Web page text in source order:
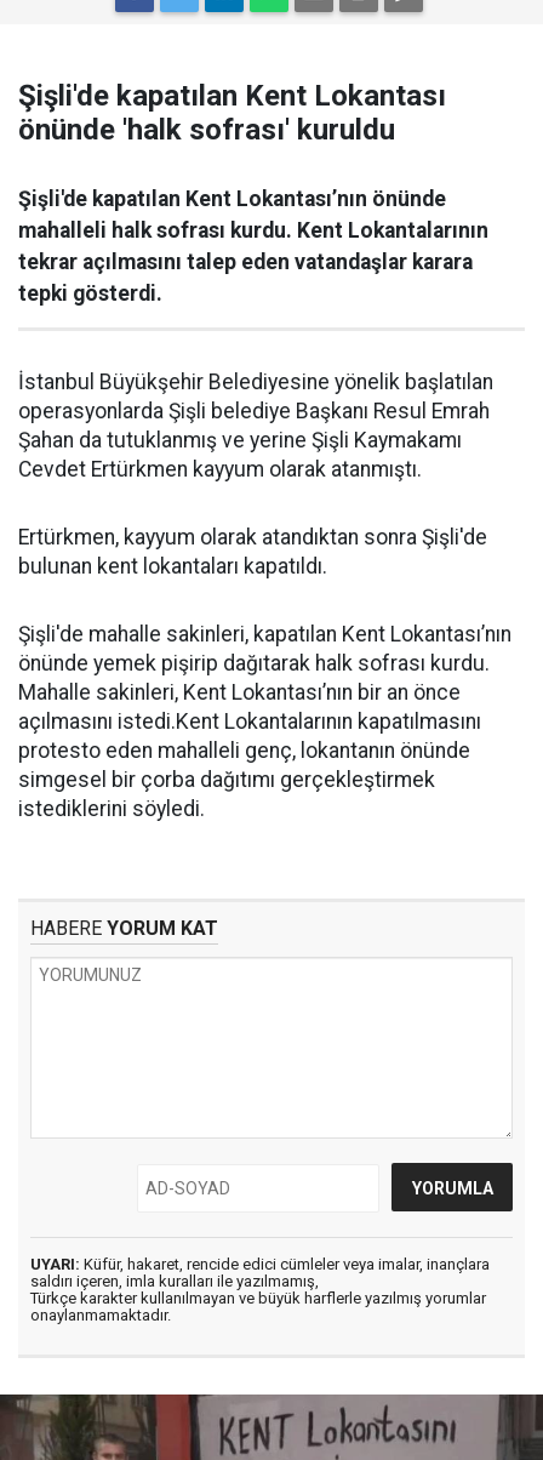
Şişli'de kapatılan Kent Lokantası
önünde 'halk sofrası' kuruldu
Şişli'de kapatılan Kent Lokantası’nın önünde
mahalleli halk sofrası kurdu. Kent Lokantalarının
tekrar açılmasını talep eden vatandaşlar karara
tepki gösterdi.
İstanbul Büyükşehir Belediyesine yönelik başlatılan
operasyonlarda Şişli belediye Başkanı Resul Emrah
Şahan da tutuklanmış ve yerine Şişli Kaymakamı
Cevdet Ertürkmen kayyum olarak atanmıştı.
Ertürkmen, kayyum olarak atandıktan sonra Şişli'de
bulunan kent lokantaları kapatıldı.
Şişli'de mahalle sakinleri, kapatılan Kent Lokantası’nın
önünde yemek pişirip dağıtarak halk sofrası kurdu.
Mahalle sakinleri, Kent Lokantası’nın bir an önce
açılmasını istedi.Kent Lokantalarının kapatılmasını
protesto eden mahalleli genç, lokantanın önünde
simgesel bir çorba dağıtımı gerçekleştirmek
istediklerini söyledi.
HABERE YORUM KAT
UYARI: Küfür, hakaret, rencide edici cümleler veya imalar, inançlara
saldırı içeren, imla kuralları ile yazılmamış,
Türkçe karakter kullanılmayan ve büyük harflerle yazılmış yorumlar
onaylanmamaktadır.